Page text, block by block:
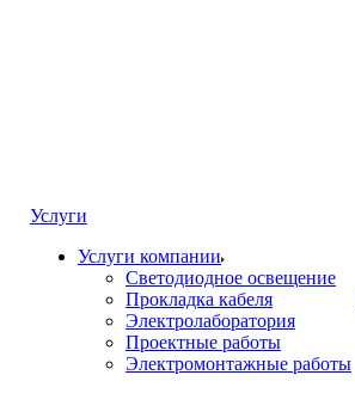
Услуги
Услуги компании
Светодиодное освещение
Прокладка кабеля
Электролаборатория
Проектные работы
Электромонтажные работы